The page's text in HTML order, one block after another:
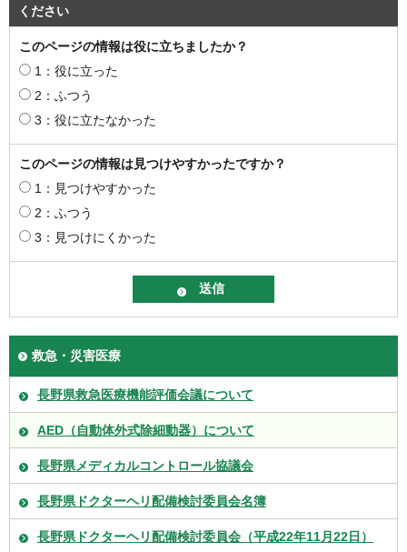
ください
このページの情報は役に立ちましたか？
1：役に立った
2：ふつう
3：役に立たなかった
このページの情報は見つけやすかったですか？
1：見つけやすかった
2：ふつう
3：見つけにくかった
救急・災害医療
長野県救急医療機能評価会議について
AED（自動体外式除細動器）について
長野県メディカルコントロール協議会
長野県ドクターヘリ配備検討委員会名簿
長野県ドクターヘリ配備検討委員会（平成22年11月22日）